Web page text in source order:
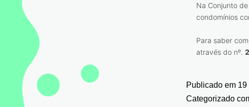
Na Conjunto
condomínios
Para saber
através do nº.
Publicado em 19
Categorizado